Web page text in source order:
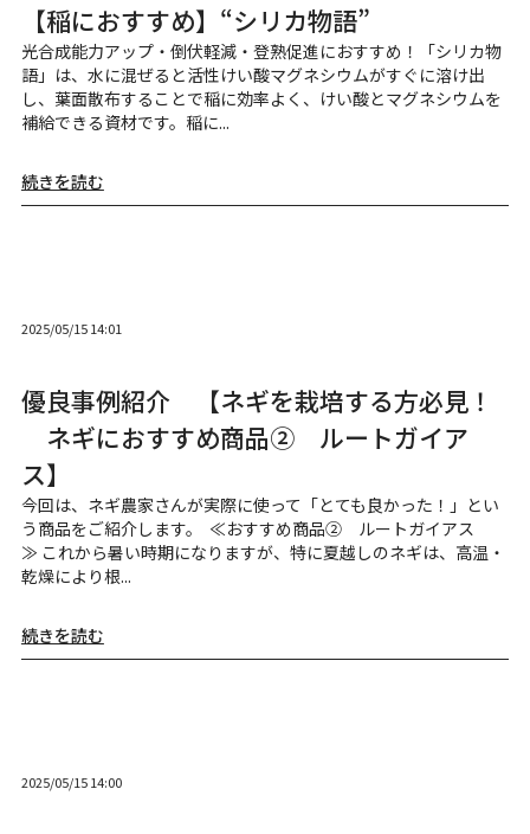
【稲におすすめ】“シリカ物語”
光合成能力アップ・倒伏軽減・登熟促進におすすめ！「シリカ物
語」は、水に混ぜると活性けい酸マグネシウムがすぐに溶け出
し、葉面散布することで稲に効率よく、けい酸とマグネシウムを
補給できる資材です。稲に...
続きを読む
優良事例紹介 【ネギを栽培する方必見！
ネギにおすすめ商品② ルートガイア
ス】
2025/05/15 14:01
今回は、ネギ農家さんが実際に使って「とても良かった！」とい
う商品をご紹介します。 ≪おすすめ商品② ルートガイアス
≫ これから暑い時期になりますが、特に夏越しのネギは、高温・
乾燥により根...
続きを読む
2025/05/15 14:00